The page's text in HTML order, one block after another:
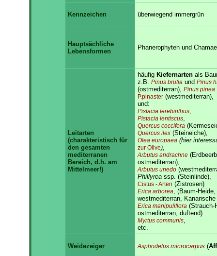
Kennzeichen überwiegend immergrün
Hauptsächliche
Lebensformen
Phanerophyten und
Leitarten
(charakteristisch für
den gesamten
mediterranen
Bereich, d.h. am
Mittelmeer!)
häufig Kiefernarten als
z.B. Pinus brutia und Pinus
(ostmediterran), Pinus pinea
P.pinaster (westmediterran),
und:
Pistacia terebinthus,
Pistacia lentiscus,
Quercus coccifera
Quercus ilex (Steineiche),
Olea europaea (hier
zur Olive),
Arbutus andrachne
ostmediterran),
Arbutus unedo
Phillyrea ssp. (Steinlinde),
Cistus - Arten (Zistrosen)
Erica arborea, (Baum-Heide,
westmediterran,
Erica manipuliflora (Strauch-
ostmediterran, duftend)
Myrtus communis,
etc.
Weidezeiger Asphodelus microcarpus (